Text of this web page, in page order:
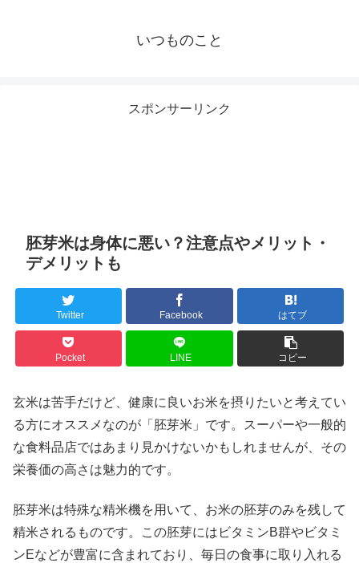
いつものこと
スポンサーリンク
胚芽米は身体に悪い？注意点やメリット・
デメリットも
Twitter Facebook はてブ
Pocket LINE コピー
玄米は苦手だけど、健康に良いお米を摂りたいと考えてい
る方にオススメなのが「胚芽米」です。スーパーや一般的
な食料品店ではあまり見かけないかもしれませんが、その
栄養価の高さは魅力的です。
胚芽米は特殊な精米機を用いて、お米の胚芽のみを残して
精米されるものです。この胚芽にはビタミンB群やビタミ
ンEなどが豊富に含まれており、毎日の食事に取り入れる